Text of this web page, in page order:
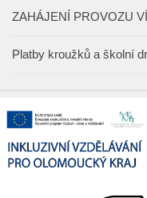
ZAHÁJENÍ PROVOZU
Platby kroužků a školní